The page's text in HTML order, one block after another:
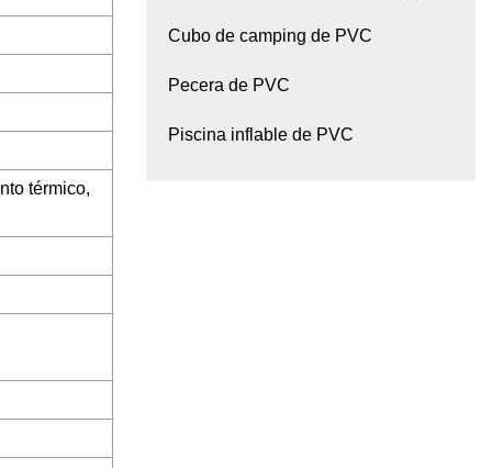
térmico,
PVC
Cubo de camping de PVC
Pecera de PVC
Piscina inflable de PVC